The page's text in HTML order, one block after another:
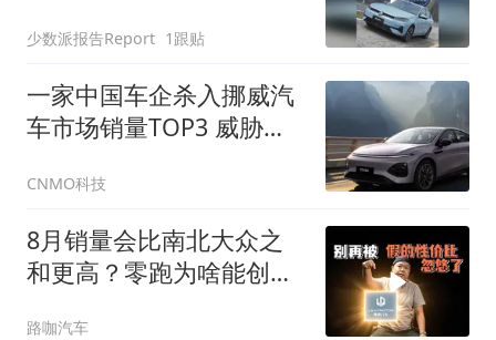
少数派报告Report 1跟贴
一家中国车企杀入挪威汽
车市场销量TOP3 威胁丰
CNMO科技
8月销量会比南北大众之
和更高？零跑为啥能创造
路咖汽车